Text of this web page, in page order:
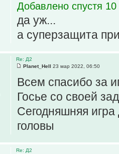
Добавлено спустя
да уж...
а суперзащита
Re: Д2
Planet_Hell 23 мар 2022, 06:50
Всем спасибо за
Госье со своей
Сегодняшняя
головы
Re: Д2